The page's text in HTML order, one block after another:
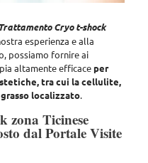
Trattamento Cryo t-shock
esperienza e alla
possiamo fornire ai
altamente efficace per
tra cui la cellulite,
localizzato.
zona Ticinese
dal Portale Visite